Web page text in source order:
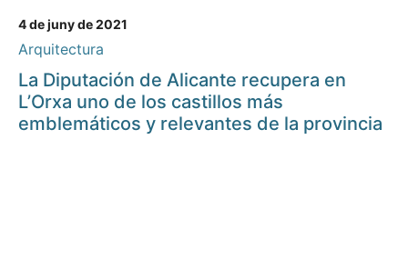
4 de juny de 2021
Arquitectura
La Diputación de Alicante recupera en
L’Orxa uno de los castillos más
emblemáticos y relevantes de la provincia